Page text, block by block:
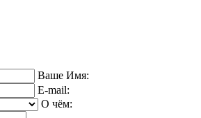
Ваше Имя:
E-mail:
О чём: